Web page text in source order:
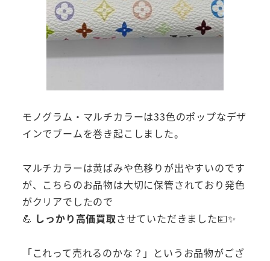
モノグラム・マルチカラーは33色のポップなデザ
インでブームを巻き起こしました。
マルチカラーは黄ばみや色移りが出やすいのです
が、こちらのお品物は大切に保管されており発色
がクリアでしたので
💪 しっかり高価買取させていただきました💴✨
「これって売れるのかな？」というお品物がござ